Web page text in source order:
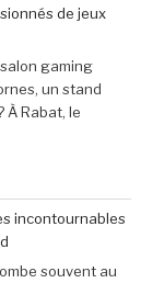
de jeux
gaming
un stand
À Rabat, le
incontournables
souvent au